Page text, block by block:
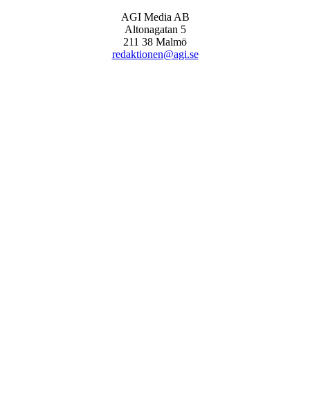
AGI Media AB
Altonagatan 5
211 38 Malmö
redaktionen@agi.se